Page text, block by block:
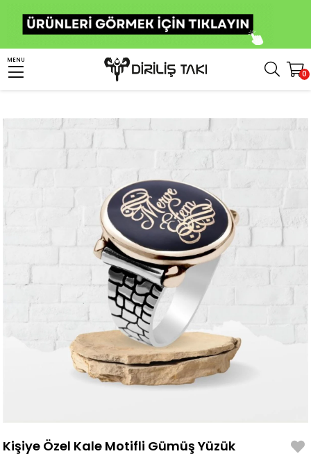
MENU
0
Kişiye Özel Ürünler
Kişiye Özel Kale Motifli Gümüş Yüzük
Kişiye Özel Kale Motifli Gümüş Yüzük